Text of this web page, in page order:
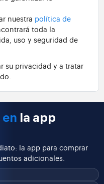
nuestra política de
toda la
uso y seguridad de
su privacidad y a tratar
en la app
la app para comprar
adicionales.